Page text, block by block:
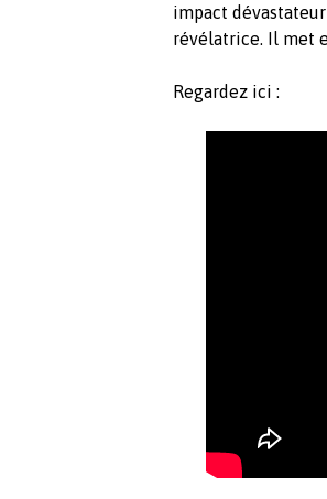
impact
révélatrice. Il met
Regardez ici :